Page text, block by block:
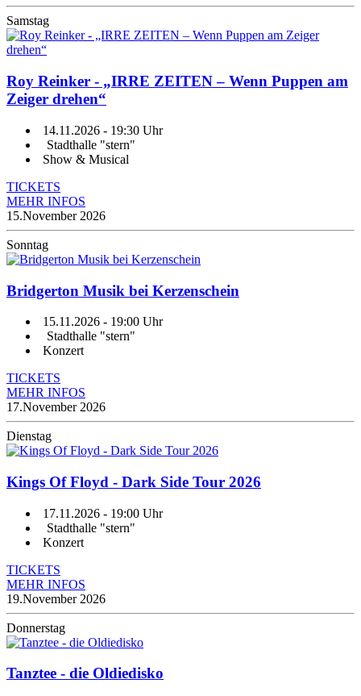
Samstag
Roy Reinker - „IRRE ZEITEN – Wenn Puppen am
Zeiger drehen“
14.11.2026 - 19:30 Uhr
Stadthalle "stern"
Show & Musical
TICKETS
MEHR INFOS
15.November 2026
Sonntag
Bridgerton Musik bei Kerzenschein
15.11.2026 - 19:00 Uhr
Stadthalle "stern"
Konzert
TICKETS
MEHR INFOS
17.November 2026
Dienstag
Kings Of Floyd - Dark Side Tour 2026
17.11.2026 - 19:00 Uhr
Stadthalle "stern"
Konzert
TICKETS
MEHR INFOS
19.November 2026
Donnerstag
Tanztee - die Oldiedisko